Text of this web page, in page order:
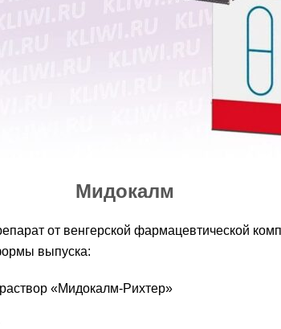
Мидокалм
от венгерской фармацевтической
выпуска:
«Мидокалм-Рихтер»